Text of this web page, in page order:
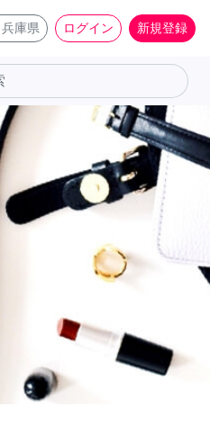
兵庫県 ログイン 新規登録